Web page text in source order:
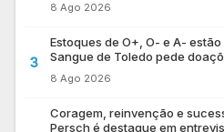
8 Ago 2026
3
Estoques de O+, O- e A-
Sangue de Toledo pede
8 Ago 2026
Coragem, reinvenção e
Persch é destaque em